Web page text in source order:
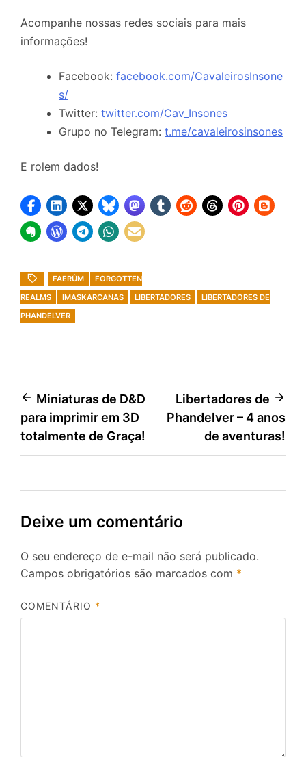
Acompanhe nossas redes sociais para mais
informações!
Facebook: facebook.com/CavaleirosInsone
s/
Twitter: twitter.com/Cav_Insones
Grupo no Telegram: t.me/cavaleirosinsones
E rolem dados!
FAERÛM
FORGOTTEN
REALMS
IMASKARCANAS LIBERTADORES
LIBERTADORES DE
PHANDELVER
Navegação
de
Miniaturas de D&D
para imprimir em 3D
totalmente de Graça!
Libertadores de
Phandelver – 4 anos
de aventuras!
Deixe um comentário
O seu endereço de e-mail não será publicado.
Campos obrigatórios são marcados com *
COMENTÁRIO *